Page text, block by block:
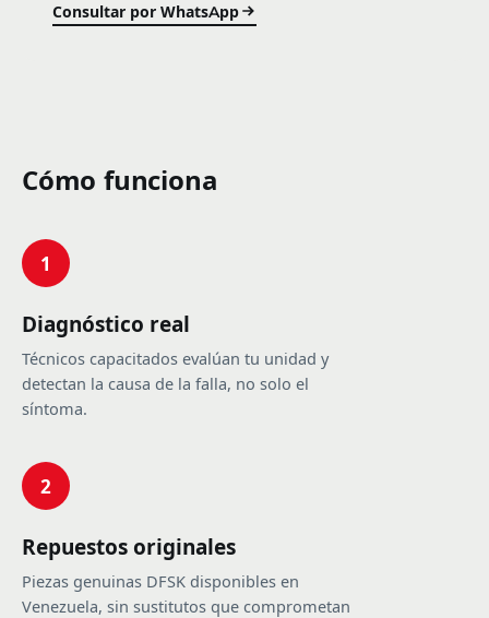
Consultar por WhatsApp
Cómo funciona
1
Diagnóstico real
Técnicos capacitados evalúan tu unidad y
detectan la causa de la falla, no solo el
síntoma.
2
Repuestos originales
Piezas genuinas DFSK disponibles en
Venezuela, sin sustitutos que comprometan